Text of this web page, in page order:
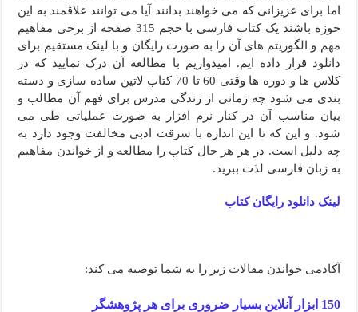
اما برای عزیزانی که می خواهند بدانند آیا می توانند علاقمند به این
حوزه باشند یک کتاب فارسی با حجم 315 صفحه از برخی مفاهیم
مهم و الگوریتم های آن را به صورت رایگان و با لینک مستقیم برای
دانلود قرار داده ایم. امیدواریم با مطالعه آن درک نمایید که در
کلاس ها و دوره ها وقتی 60 تا 70 کتاب لاتین ساده سازی و دسته
بندی می شود چه زمانی از زندگی مدرس برای فهم آن مطالب و
بیان مناسب آن در کنار نرم افزار به صورت عملیاتی طی می
شود. و این که تا این اندازه با سرقت ادبی مخالفت وجود دارد به
چه دلیل است. در هر هر حال کتاب را مطالعه و از خواندن مفاهیم
به زبان فارسی لذت ببرید.
لینک دانلود رایگان کتاب
آکادمی خواندن مقالات زیر را به شما توصیه می کند:
150 ابزار آنلاین بسیار ضروری برای هر پژوهشگر